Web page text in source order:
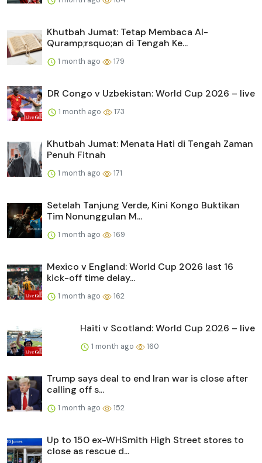
Khutbah Jumat: Tetap Membaca Al-
Quramp;rsquo;an di Tengah Ke...
1 month ago 179
DR Congo v Uzbekistan: World Cup 2026 – live
1 month ago 173
Khutbah Jumat: Menata Hati di Tengah Zaman
Penuh Fitnah
1 month ago 171
Setelah Tanjung Verde, Kini Kongo Buktikan
Tim Nonunggulan M...
1 month ago 169
Mexico v England: World Cup 2026 last 16
kick-off time delay...
1 month ago 162
Haiti v Scotland: World Cup 2026 – live
1 month ago 160
Trump says deal to end Iran war is close after
calling off s...
1 month ago 152
Up to 150 ex-WHSmith High Street stores to
close as rescue d...